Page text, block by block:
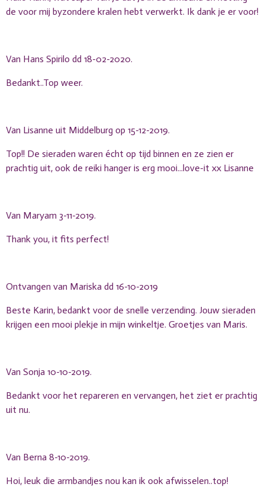
de voor mij byzondere kralen hebt verwerkt. Ik dank je er voor!
Van Hans Spirilo dd 18-02-2020.
Bedankt..Top weer.
Van Lisanne uit Middelburg op 15-12-2019.
Top!! De sieraden waren écht op tijd binnen en ze zien er
prachtig uit, ook de reiki hanger is erg mooi...love-it xx Lisanne
Van Maryam 3-11-2019.
Thank you, it fits perfect!
Ontvangen van Mariska dd 16-10-2019
Beste Karin, bedankt voor de snelle verzending. Jouw sieraden
krijgen een mooi plekje in mijn winkeltje. Groetjes van Maris.
Van Sonja 10-10-2019.
Bedankt voor het repareren en vervangen, het ziet er prachtig
uit nu.
Van Berna 8-10-2019.
Hoi, leuk die armbandjes nou kan ik ook afwisselen..top!